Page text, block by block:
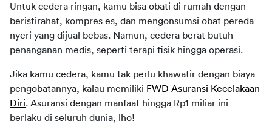
Untuk cedera ringan, kamu bisa obati di rumah dengan
beristirahat, kompres es, dan mengonsumsi obat pereda
nyeri yang dijual bebas. Namun, cedera berat butuh
penanganan medis, seperti terapi fisik hingga operasi.
Jika kamu cedera, kamu tak perlu khawatir dengan biaya
pengobatannya, kalau memiliki FWD Asuransi Kecelakaan
Diri. Asuransi dengan manfaat hingga Rp1 miliar ini
berlaku di seluruh dunia, lho!